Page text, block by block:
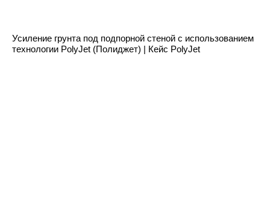
Усиление грунта под подпорной стеной с использованием
технологии PolyJet (Полиджет) | Кейс PolyJet